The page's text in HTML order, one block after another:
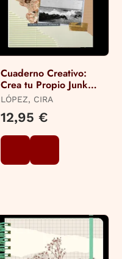
Cuaderno Creativo:
Crea tu Propio Junk
Journal
LÓPEZ, CIRA
12,95 €